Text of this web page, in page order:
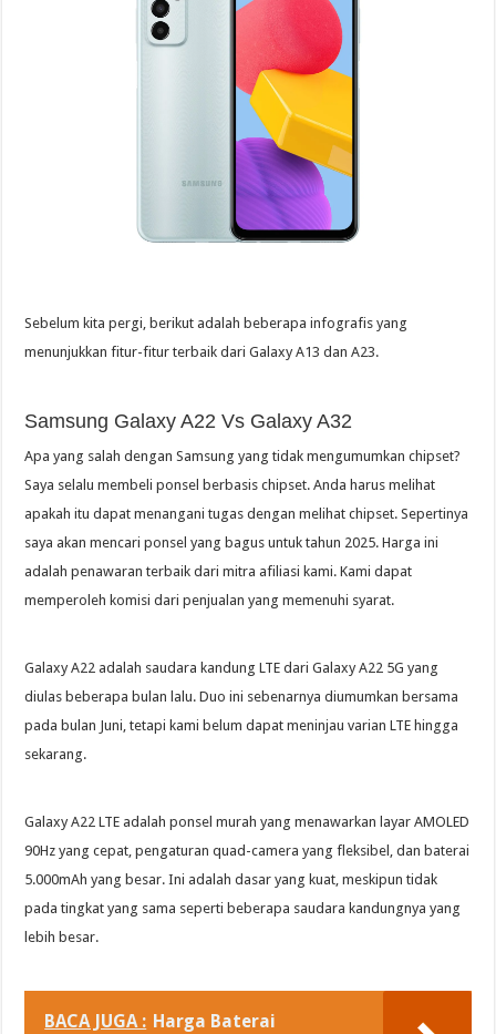
Sebelum kita pergi, berikut adalah beberapa infografis yang
menunjukkan fitur-fitur terbaik dari Galaxy A13 dan A23.
Samsung Galaxy A22 Vs Galaxy A32
Apa yang salah dengan Samsung yang tidak mengumumkan chipset?
Saya selalu membeli ponsel berbasis chipset. Anda harus melihat
apakah itu dapat menangani tugas dengan melihat chipset. Sepertinya
saya akan mencari ponsel yang bagus untuk tahun 2025. Harga ini
adalah penawaran terbaik dari mitra afiliasi kami. Kami dapat
memperoleh komisi dari penjualan yang memenuhi syarat.
Galaxy A22 adalah saudara kandung LTE dari Galaxy A22 5G yang
diulas beberapa bulan lalu. Duo ini sebenarnya diumumkan bersama
pada bulan Juni, tetapi kami belum dapat meninjau varian LTE hingga
sekarang.
Galaxy A22 LTE adalah ponsel murah yang menawarkan layar AMOLED
90Hz yang cepat, pengaturan quad-camera yang fleksibel, dan baterai
5.000mAh yang besar. Ini adalah dasar yang kuat, meskipun tidak
pada tingkat yang sama seperti beberapa saudara kandungnya yang
lebih besar.
BACA JUGA : Harga Baterai